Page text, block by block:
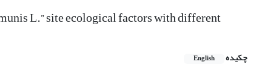
L.” site ecological factors with different
چکیده English